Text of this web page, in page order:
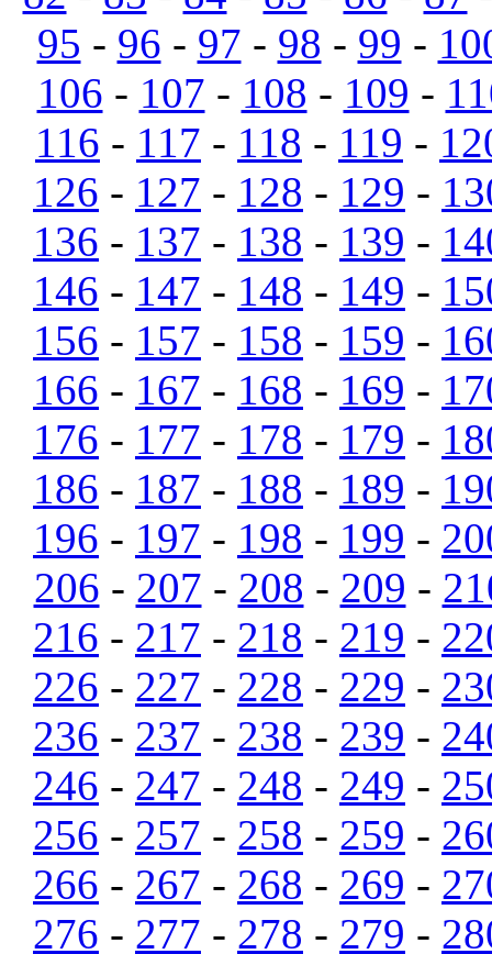
95 - 96 - 97 - 98 - 99 -
106 - 107 - 108 - 109 -
116 - 117 - 118 - 119 -
126 - 127 - 128 - 129 -
136 - 137 - 138 - 139 -
146 - 147 - 148 - 149 -
156 - 157 - 158 - 159 -
166 - 167 - 168 - 169 -
176 - 177 - 178 - 179 -
186 - 187 - 188 - 189 -
196 - 197 - 198 - 199 -
206 - 207 - 208 - 209 -
216 - 217 - 218 - 219 -
226 - 227 - 228 - 229 -
236 - 237 - 238 - 239 -
246 - 247 - 248 - 249 -
256 - 257 - 258 - 259 -
266 - 267 - 268 - 269 -
276 - 277 - 278 - 279 -